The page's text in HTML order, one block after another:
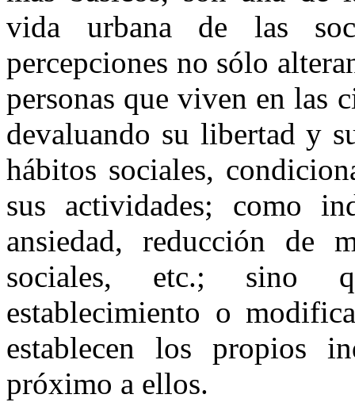
vida urbana de las
percepciones no sólo
personas que viven en las
devaluando su libertad y
hábitos sociales,
sus actividades; como
ansiedad, reducción de
sociales, etc.; sino
establecimiento o
establecen los propios
próximo a ellos.